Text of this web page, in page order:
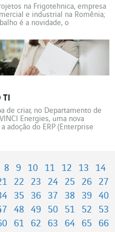
na Frigotehnica, empresa
e industrial na Romênia;
é a novidade, o
tem pensado muito na
dramas da guerra, é […]
de criar, no Departamento de
Energies, uma nova
adoção do ERP (Enterprise
8 9 10 11 12 13
14
22 23 24 25 26
27
35 36 37 38 39
40
48 49 50 51 52
53
61 62 63 64 65
66